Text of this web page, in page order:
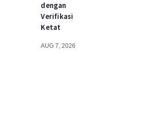
dengan
Verifikasi
Ketat
AUG 7, 2026